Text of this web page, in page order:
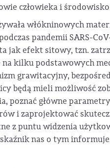
człowieka i
włókninowych
pandemii SARS-
jak efekt sitowy, tzn.
kilku podstawowych
grawitacyjny,
będą mieli możliwość
poznać główne
i zaprojektować
z puntu widzenia
nas o tym